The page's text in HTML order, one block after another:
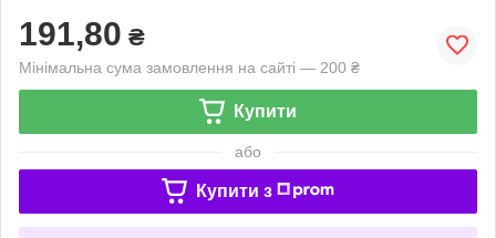
191,80 ₴
Мінімальна сума замовлення на сайті — 200 ₴
Купити
або
Купити з